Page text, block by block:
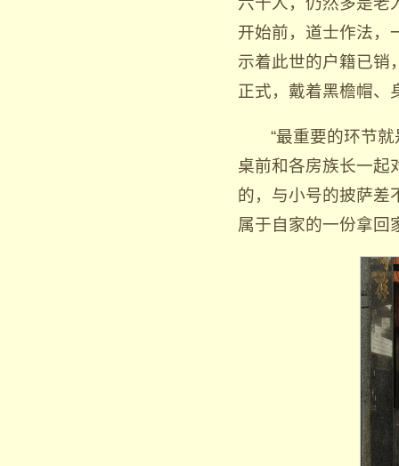
开始前，道士作法，
示着此世的户籍已销
正式，戴着黑檐帽、
“最重要的环节
桌前和各房族长一起
的，与小号的披萨差
属于自家的一份拿回